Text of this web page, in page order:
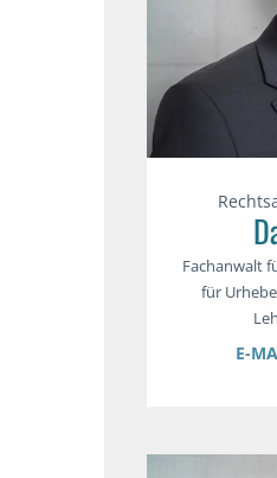
Fachanwalt
für
E-